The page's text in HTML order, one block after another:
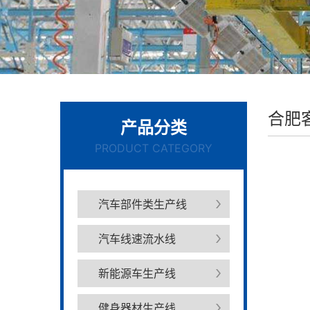
产品分类
PRODUCT CATEGORY
汽车部件类生产线
汽车线速流水线
新能源车生产线
合肥